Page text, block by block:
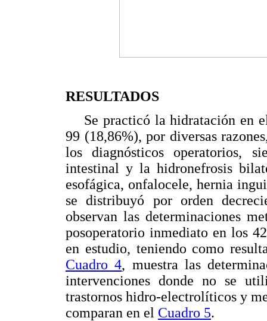
RESULTADOS
Se practicó la hidratación en
99 (18,86%), por diversas
los diagnósticos operatorios,
intestinal y la hidronefrosis
esofágica, onfalocele, hernia
se distribuyó por orden
observan las determinaciones
posoperatorio inmediato en los
en estudio, teniendo como
Cuadro 4, muestra las
intervenciones donde no se
trastornos hidro-electrolíticos y
comparan en el Cuadro 5.